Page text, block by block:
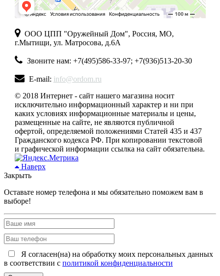
ООО ЦПП "Оружейный Дом", Россия, МО,
г.Мытищи, ул. Матросова, д.6А
Звоните нам: +7(495)586-33-97; +7(936)513-20-30
E-mail: info@ordom.ru
© 2018 Интернет - сайт нашего магазина носит
исключительно информационный характер и ни при
каких условиях информационные материалы и цены,
размещенные на сайте, не являются публичной
офертой, определяемой положениями Статей 435 и 437
Гражданского кодекса РФ. При копировании текстовой
и графической информации ссылка на сайт обязательна.
Наверх
Закрыть
Оставьте номер телефона и мы обязательно поможем вам в
выборе!
Я согласен(на) на обработку моих персональных данных
в соответствии с политикой конфиденциальности